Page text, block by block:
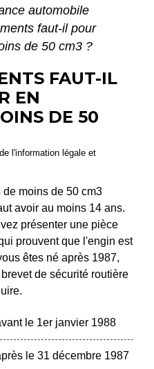
automobile
faut-il pour
de 50 cm3 ?
FAUT-IL
EN
DE 50
l'information légale et
de moins de 50 cm3
avoir au moins 14 ans.
présenter une pièce
prouvent que l'engin est
êtes né après 1987,
de sécurité routière
le 1er janvier 1988
le 31 décembre 1987